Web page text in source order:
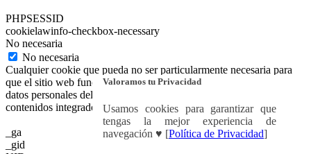
Valoramos tu Privacidad
Usamos cookies para garantizar que
tengas la mejor experiencia de
navegación ♥ [Política de Privacidad]
PHPSESSID
cookielawinfo-checkbox-necessary
No necesaria
No necesaria
Cualquier cookie que pueda no ser particularmente necesaria para
que el sitio web funcione y se utilice específicamente para recopilar
datos personales del usuario a través de análisis, anuncios y otros
contenidos integrados se denomina cookie no necesaria.
_ga
_gid